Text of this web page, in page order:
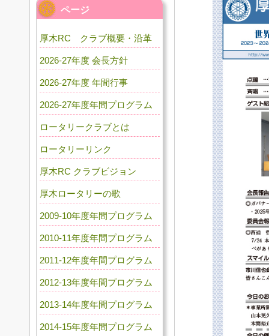
ページ
厚木RC クラブ概要・沿革
2026-27年度 会長方針
2026-27年度 年間行事
2026-27年度年間プログラム
ロータリークラブとは
ロータリーリンク
厚木RC クラブビジョン
厚木ロータリーの歌
2009-10年度年間プログラム
2010-11年度年間プログラム
2011-12年度年間プログラム
2012-13年度年間プログラム
2013-14年度年間プログラム
2014-15年度年間プログラム